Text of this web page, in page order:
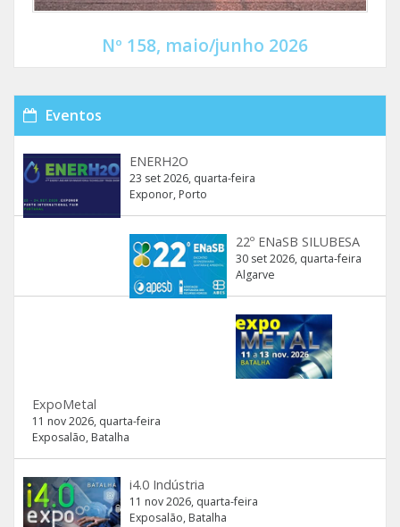
Nº 158, maio/junho 2026
Eventos
ENERH2O
23 set 2026, quarta-feira
Exponor, Porto
22º ENaSB SILUBESA
30 set 2026, quarta-feira
Algarve
ExpoMetal
11 nov 2026, quarta-feira
Exposalão, Batalha
i4.0 Indústria
11 nov 2026, quarta-feira
Exposalão, Batalha